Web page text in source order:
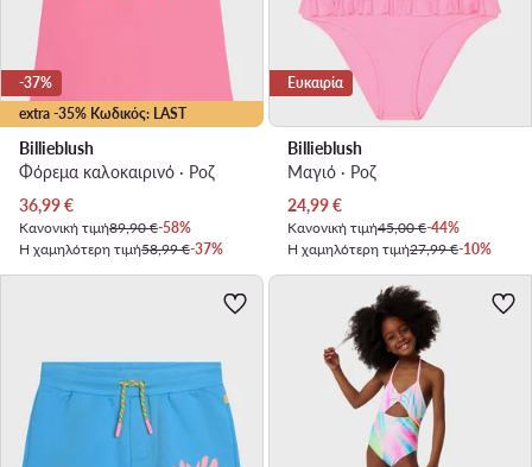
extra -35% Κωδικός: LAST
-37%
Billieblush
Φόρεμα καλοκαιρινό · Ροζ
Τρέχουσα τιμή
36,99€
Κανονική τιμή89,90 €-58%
Η χαμηλότερη τιμή58,99 €-37%
Ευκαιρία
Billieblush
Μαγιό · Ροζ
Τρέχουσα τιμή
24,99€
Κανονική τιμή45,00 €-44%
Η χαμηλότερη τιμή27,99 €-10%